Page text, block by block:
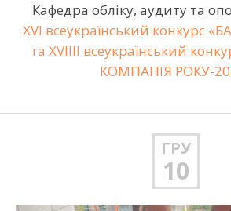
Кафедра обліку, аудиту та
XVІ всеукраїнський конкурс
та XVIIIІ всеукраїнський
КОМПАНІЯ РОКУ-
ГРУ
10